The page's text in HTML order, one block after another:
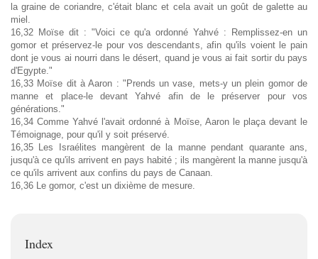
la graine de coriandre, c'était blanc et cela avait un goût de galette au
miel.
16,32 Moïse dit : "Voici ce qu'a ordonné Yahvé : Remplissez-en un
gomor et préservez-le pour vos descendants, afin qu'ils voient le pain
dont je vous ai nourri dans le désert, quand je vous ai fait sortir du pays
d'Egypte."
16,33 Moïse dit à Aaron : "Prends un vase, mets-y un plein gomor de
manne et place-le devant Yahvé afin de le préserver pour vos
générations."
16,34 Comme Yahvé l'avait ordonné à Moïse, Aaron le plaça devant le
Témoignage, pour qu'il y soit préservé.
16,35 Les Israélites mangèrent de la manne pendant quarante ans,
jusqu'à ce qu'ils arrivent en pays habité ; ils mangèrent la manne jusqu'à
ce qu'ils arrivent aux confins du pays de Canaan.
16,36 Le gomor, c'est un dixième de mesure.
Index